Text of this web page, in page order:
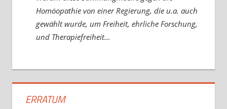
Homöopathie von einer Regierung, die u.a. auch
gewählt wurde, um Freiheit, ehrliche Forschung,
und Therapiefreiheit…
ERRATUM